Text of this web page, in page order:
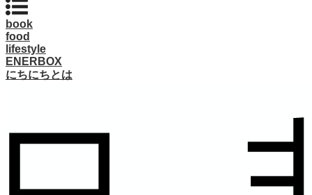
book
food
lifestyle
ENERBOX
にちにちとは